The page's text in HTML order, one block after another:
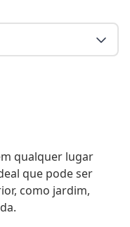
qualquer lugar
que pode ser
como jardim,